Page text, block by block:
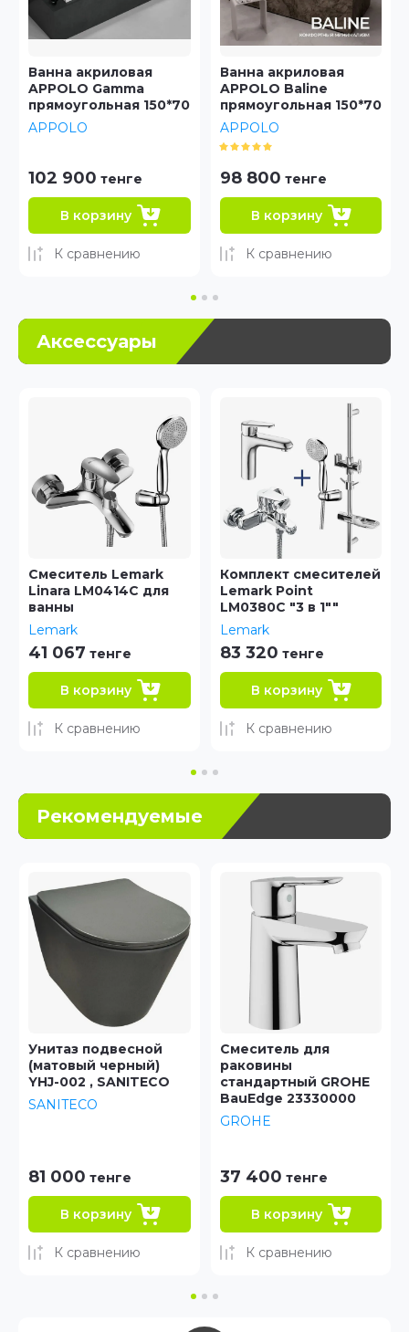
Ванна акриловая
APPOLO Baline
прямоугольная 150*70
APPOLO
98 800 тенге
В корзину
К сравнению
Ванна Джена 150
(1500x700 мм)
Тритон
61 200 тенге
В корзину
К сравнению
Аксессуары
Комплект смесителей
Lemark Point
LM0380C "3 в 1""
Lemark
83 320 тенге
В корзину
К сравнению
Смеситель Lemark
Evitta LM0551C
универсальный
Lemark
39 010 тенге
В корзину
К сравнению
Рекомендуемые
Смеситель для
раковины
стандартный GROHE
BauEdge 23330000
37 400 тенге
В корзину
К сравнению
Смеситель для
умывальника,
SENSB00i01 iddis
Iddis
28 800 тенге
В корзину
К сравнению